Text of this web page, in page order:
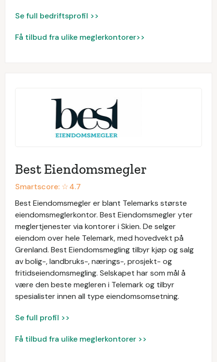
Se full bedriftsprofil >>
Få tilbud fra ulike meglerkontorer>>
Best Eiendomsmegler
Smartscore: ☆4.7
Best Eiendomsmegler er blant Telemarks største
eiendomsmeglerkontor. Best Eiendomsmegler yter
meglertjenester via kontorer i Skien. De selger
eiendom over hele Telemark, med hovedvekt på
Grenland. Best Eiendomsmegling tilbyr kjøp og salg
av bolig-, landbruks-, nærings-, prosjekt- og
fritidseiendomsmegling. Selskapet har som mål å
være den beste megleren i Telemark og tilbyr
spesialister innen all type eiendomsomsetning.
Se full profil >>
Få tilbud fra ulike meglerkontorer >>